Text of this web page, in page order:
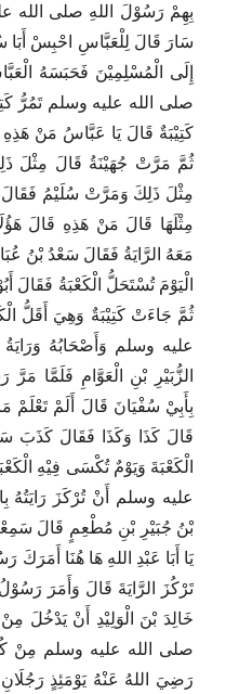
بِهِمْ رَسُوْلَ اللهِ صلى الله
سَارَ قَالَ لِلْعَبَّاسِ احْبِسْ
إِلَى الْمُسْلِمِيْنَ فَحَبَسَهُ
صلى الله عليه وسلم تَمُرُّ
كَتِيْبَةٌ قَالَ يَا عَبَّاسُ مَنْ
ثُمَّ مَرَّتْ جُهَيْنَةُ قَالَ مِثْلَ
مِثْلَ ذَلِكَ وَمَرَّتْ سُلَيْمُ فَقَالَ
مِثْلَهَا قَالَ مَنْ هَذِهِ قَالَ
مَعَهُ الرَّايَةُ فَقَالَ سَعْدُ بْنُ
الْيَوْمَ تُسْتَحَلُّ الْكَعْبَةُ فَقَالَ
ثُمَّ جَاءَتْ كَتِيْبَةٌ وَهِيَ أَقَلُّ
عليه وسلم وَأَصْحَابُهُ
الزُّبَيْرِ بْنِ الْعَوَّامِ فَلَمَّا
بِأَبِيْ سُفْيَانَ قَالَ أَلَمْ تَعْلَمْ
قَالَ كَذَا وَكَذَا فَقَالَ كَذَبَ
الْكَعْبَةَ وَيَوْمٌ تُكْسَى فِيْهِ
عليه وسلم أَنْ تُرْكَزَ رَايَتُهُ
بْنُ جُبَيْرِ بْنِ مُطْعِمٍ قَالَ
يَا أَبَا عَبْدِ اللهِ هَا هُنَا
تَرْكُزَ الرَّايَةَ قَالَ وَأَمَرَ
خَالِدَ بْنَ الْوَلِيْدِ أَنْ يَدْخُلَ
صلى الله عليه وسلم مِنْ
رَضِيَ اللهُ عَنْهُ يَوْمَئِذٍ